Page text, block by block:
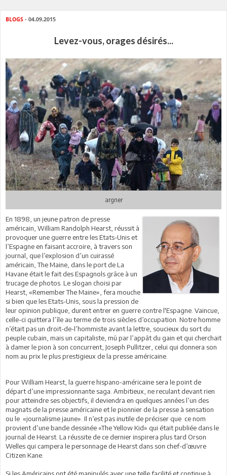
BLOGS - 04.09.2015
Levez-vous, orages désirés...
argner
En 1898, un jeune patron de presse
américain, William Randolph Hearst, réussit à
provoquer une guerre entre les Etats-Unis et
l’Espagne en faisant accroire, à travers son
journal, que l’explosion d’un cuirassé
américain, The Maine, dans le port de La
Havane était le fait des Espagnols grâce à un
trucage de photos. Le slogan choisi par
Hearst, «Remember The Maine», fera mouche
si bien que les Etats-Unis, sous la pression de
leur opinion publique, durent entrer en guerre contre l'Espagne. Vaincue,
celle-ci quittera l’île au terme de trois siècles d’occupation. Notre homme
n’était pas un droit-de-l’hommiste avant la lettre, soucieux du sort du
peuple cubain, mais un capitaliste, mû par l’appât du gain et qui cherchait
à damer le pion à son concurrent, Joseph Pullitzer, celui qui donnera son
nom au prix le plus prestigieux de la presse américaine.
Pour William Hearst, la guerre hispano-américaine sera le point de
départ d’une impressionnante saga. Ambitieux, ne reculant devant rien
pour atteindre ses objectifs, il deviendra en quelques années l’un des
magnats de la presse américaine et le pionnier de la presse à sensation
ou le «journalisme jaune». Il n’est pas inutile de préciser que ce nom
provient d’une bande dessinée «The Yellow Kid» qui était publiée dans le
journal de Hearst. La réussite de ce dernier inspirera plus tard Orson
Welles qui campera le personnage de Hearst dans son chef-d’œuvre
Citizen Kane.